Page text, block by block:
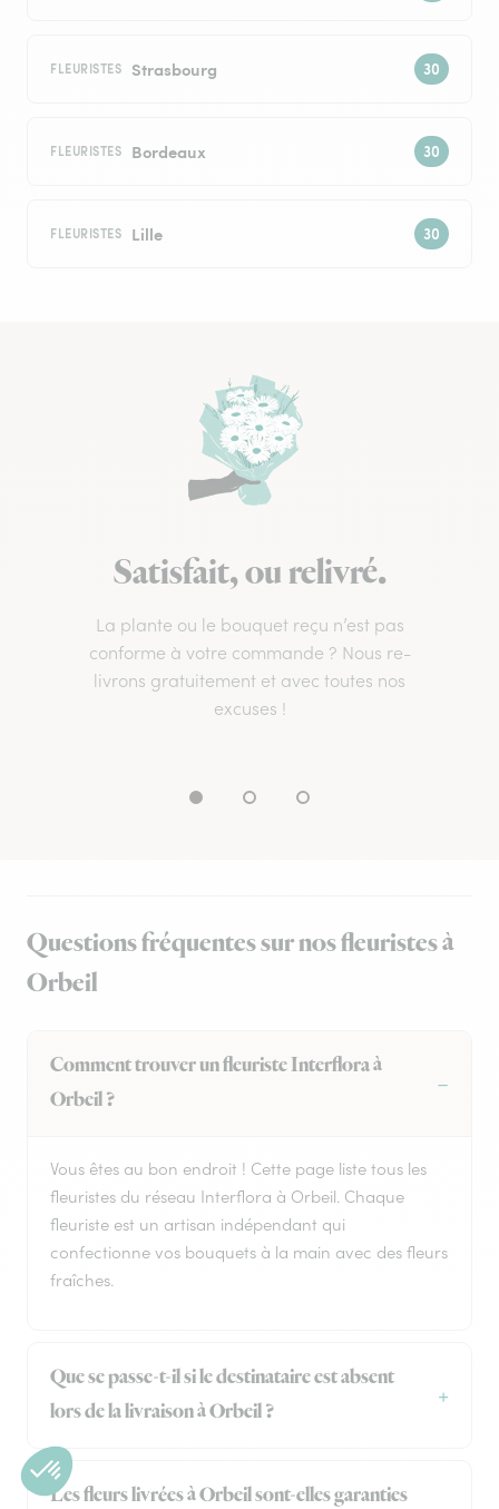
FLEURISTES Strasbourg
FLEURISTES Bordeaux
FLEURISTES Lille
Satisfait, ou relivré.
La plante ou le bouquet reçu n’est pas
conforme à votre commande ? Nous re-
livrons gratuitement et avec toutes nos
excuses !
Questions fréquentes sur nos fleuristes à
Orbeil
Comment trouver un fleuriste Interflora à
Orbeil ?
Vous êtes au bon endroit ! Cette page liste tous les
fleuristes du réseau Interflora à Orbeil. Chaque
fleuriste est un artisan indépendant qui
confectionne vos bouquets à la main avec des fleurs
fraîches.
Que se passe-t-il si le destinataire est absent
lors de la livraison à Orbeil ?
Les fleurs livrées à Orbeil sont-elles garanties